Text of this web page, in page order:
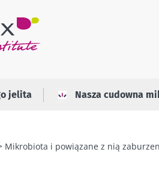
jelita Nasza cudowna
Mikrobiota i powiązane z nią